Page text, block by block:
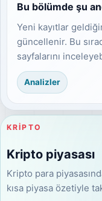
Bu bölümde şu
Yeni kayıtlar
güncellenir. Bu
sayfalarını
Analizler
KRIPTO
Kripto piyasası
Kripto para
kısa piyasa özetiyle